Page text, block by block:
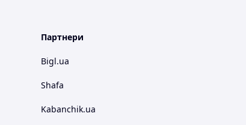
Партнери
Bigl.ua
Shafa
Kabanchik.ua